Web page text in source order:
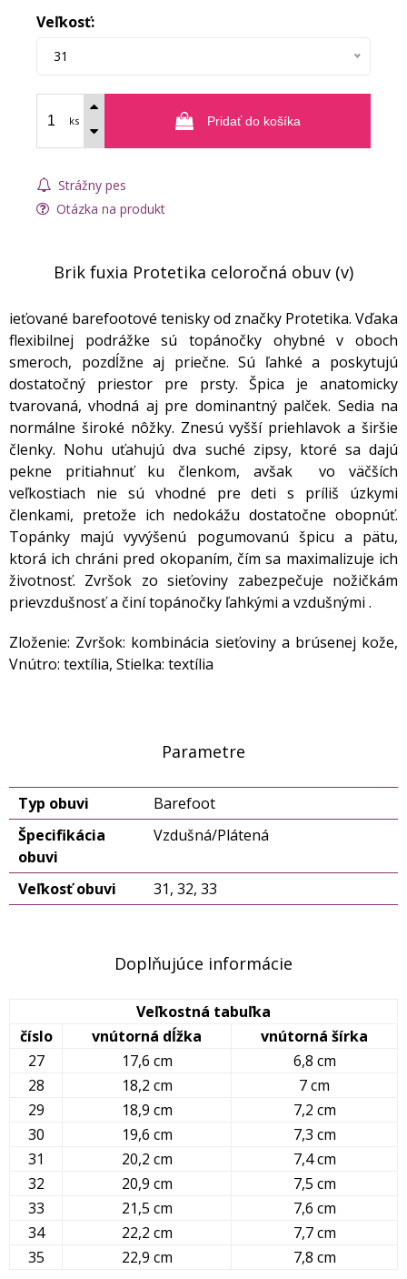
Veľkosť:
31
ks Pridať do košíka
Strážny pes
Otázka na produkt
Brik fuxia Protetika celoročná obuv (v)
ieťované barefootové tenisky od značky Protetika. Vďaka
flexibilnej podrážke sú topánočky ohybné v oboch
smeroch, pozdĺžne aj priečne. Sú ľahké a poskytujú
dostatočný priestor pre prsty. Špica je anatomicky
tvarovaná, vhodná aj pre dominantný palček. Sedia na
normálne široké nôžky. Znesú vyšší priehlavok a širšie
členky. Nohu uťahujú dva suché zipsy, ktoré sa dajú
pekne pritiahnuť ku členkom, avšak vo väčších
veľkostiach nie sú vhodné pre deti s príliš úzkymi
členkami, pretože ich nedokážu dostatočne obopnúť.
Topánky majú vyvýšenú pogumovanú špicu a pätu,
ktorá ich chráni pred okopaním, čím sa maximalizuje ich
životnosť. Zvršok zo sieťoviny zabezpečuje nožičkám
prievzdušnosť a činí topánočky ľahkými a vzdušnými .
Zloženie: Zvršok: kombinácia sieťoviny a brúsenej kože,
Vnútro: textília, Stielka: textília
Parametre
Typ obuvi
Barefoot
Špecifikácia
obuvi
Vzdušná/Plátená
Veľkosť obuvi 31, 32, 33
Doplňujúce informácie
Veľkostná tabuľka
číslo
vnútorná dĺžka
vnútorná šírka
27
17,6 cm
6,8 cm
28
18,2 cm
7 cm
29
18,9 cm
7,2 cm
30
19,6 cm
7,3 cm
31
20,2 cm
7,4 cm
32
20,9 cm
7,5 cm
33
21,5 cm
7,6 cm
34
22,2 cm
7,7 cm
35
22,9 cm 7,8 cm